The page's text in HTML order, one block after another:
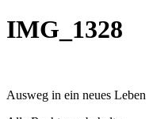
IMG_1328
Ausweg in ein neues Leben